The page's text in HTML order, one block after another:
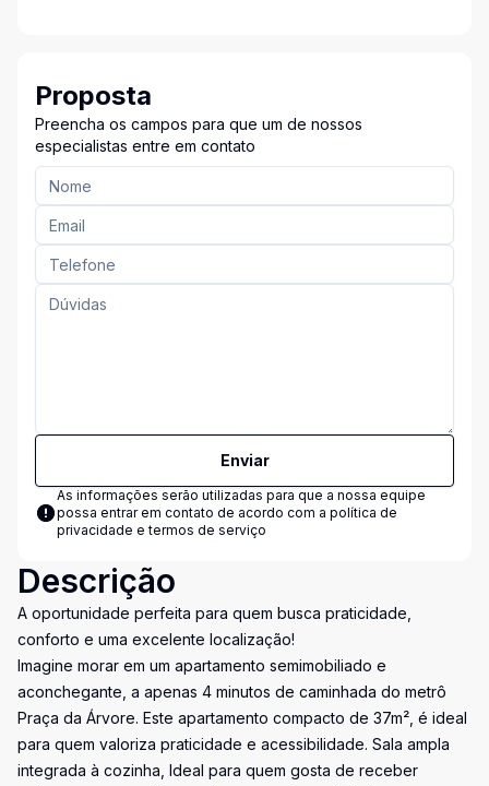
Proposta
Preencha os campos para que um de nossos
especialistas entre em contato
Enviar
As informações serão utilizadas para que a nossa equipe
possa entrar em contato de acordo com a política de
privacidade e termos de serviço
Descrição
A oportunidade perfeita para quem busca praticidade,
conforto e uma excelente localização!
Imagine morar em um apartamento semimobiliado e
aconchegante, a apenas 4 minutos de caminhada do metrô
Praça da Árvore. Este apartamento compacto de 37m², é ideal
para quem valoriza praticidade e acessibilidade. Sala ampla
integrada à cozinha, Ideal para quem gosta de receber